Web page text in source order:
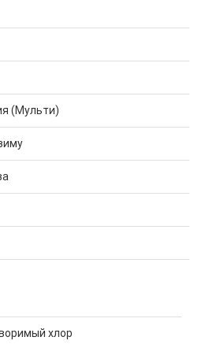
(Мульти)
хлор